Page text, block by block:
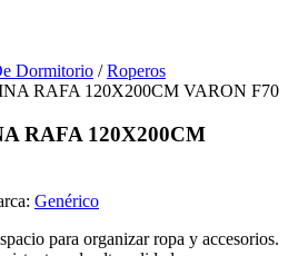
Dormitorio /Roperos
RAFA 120X200CM VARON F70
RAFA 120X200CM
Genérico
para organizar ropa y accesorios.